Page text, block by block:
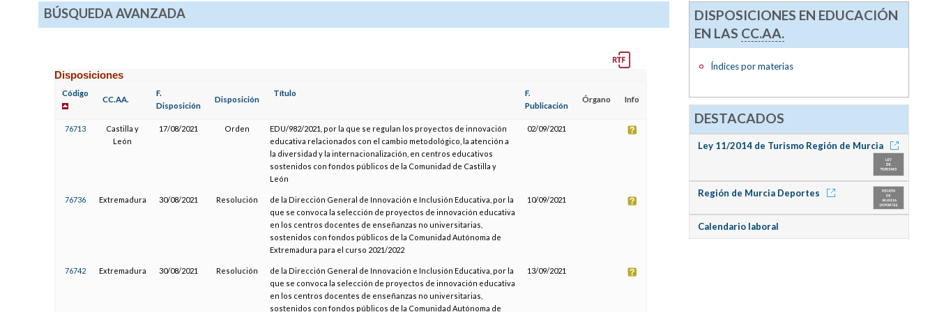
BÚSQUEDA AVANZADA
Disposiciones
Código
CC.AA.
F.
Disposición
Disposición
Título
F.
Publicación
Órgano Info
76713
Castilla y
León
17/08/2021 Orden
EDU/982/2021, por la que se regulan los proyectos de innovación
educativa relacionados con el cambio metodológico, la atención a
la diversidad y la internacionalización, en centros educativos
sostenidos con fondos públicos de la Comunidad de Castilla y
León
02/09/2021
76736 Extremadura 30/08/2021 Resolución
de la Dirección General de Innovación e Inclusión Educativa, por la
que se convoca la selección de proyectos de innovación educativa
en los centros docentes de enseñanzas no universitarias,
sostenidos con fondos públicos de la Comunidad Autónoma de
Extremadura para el curso 2021/2022
10/09/2021
76742 Extremadura 30/08/2021 Resolución
de la Dirección General de Innovación e Inclusión Educativa, por la
que se convoca la selección de proyectos de innovación educativa
en los centros docentes de enseñanzas no universitarias,
sostenidos con fondos públicos de la Comunidad Autónoma de
13/09/2021
DISPOSICIONES EN EDUCACIÓN
EN LAS CC.AA.
Índices por materias
DESTACADOS
Ley 11/2014 de Turismo Región de Murcia
Región de Murcia Deportes
Calendario laboral